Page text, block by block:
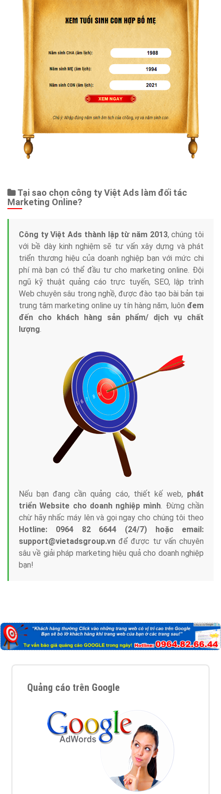
Tại sao chọn công ty Việt Ads làm đối tác
Marketing Online?
Công ty Việt Ads thành lập từ năm 2013, chúng tôi
với bề dày kinh nghiệm sẽ tư vấn xây dựng và phát
triển thương hiệu của doanh nghiệp bạn với mức chi
phí mà bạn có thể đầu tư cho marketing online. Đội
ngũ kỹ thuật quảng cáo trực tuyến, SEO, lập trình
Web chuyên sâu trong nghề, được đào tạo bài bản tại
trung tâm marketing online uy tín hàng năm, luôn đem
đến cho khách hàng sản phẩm/ dịch vụ chất
lượng.
Nếu bạn đang cần quảng cáo, thiết kế web, phát
triển Website cho doanh nghiệp mình. Đừng chần
chừ hãy nhấc máy lên và gọi ngay cho chúng tôi theo
Hotline: 0964 82 6644 (24/7) hoặc email:
support@vietadsgroup.vn để được tư vấn chuyên
sâu về giải pháp marketing hiệu quả cho doanh nghiệp
bạn!
Quảng cáo trên Google